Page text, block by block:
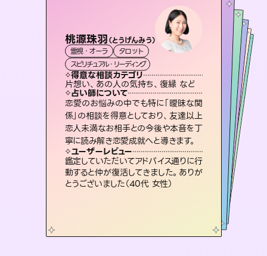
桃源珠羽（とうげんみう）
霊視・オーラ
タロット
スピリチュアル・リーディング
得意な相談カテゴリ
片想い、あの人の気持ち、復縁 など
占い師について
恋愛のお悩みの中でも特に「曖昧な関
係」の相談を得意としており、友達以上
恋人未満なお相手との今後や本音を丁
寧に読み解き恋愛成就へと導きます。
ユーザーレビュー
鑑定していただいてアドバイス通りに行
動すると仲が復活してきました。ありが
とうございました（40代 女性）
アイリス -iris-
西洋占星術 タロット
ルーン
得意な相談カテゴリ
恋愛総合、片想い、二人の未来 など
占い師について
復縁、恋愛、不倫の行方、同性愛や片
思い、仕事関係や借金問題まで知りた
いことや心の負担になっていることを
紐解き、背中をそっと押して導きます。
ユーザーレビュー
安心感のあり、言い切ってくれる所や濁
さない鑑定のおかげで、毎回自分の気
持ちを整えられます（30代 男性）
セラピスト理恵
霊視・オーラ
スピリチュアル・リーディング
得意な相談カテゴリ
片想い、二人の未来、年の差 など
占い師について
連絡再開、復縁、成就などの報告実績
多数。セラピストとして2万超の施術経
験があるからこそできる鑑定で、より良
い未来をサポートします。
ユーザーレビュー
とても心温まる鑑定でした。しかもこち
らは何も言っていないのに視えていらっ
しゃるんだなと驚きです（30代女性）
未来視師＊花
霊視・オーラ
スピリチュアル・リーディング
得意な相談カテゴリ
出逢い、片想い、復縁 など
占い師について
未来には何パターンもの選択肢があります。不安で視えにくくなっているあなたの素敵な未来を見つけ、その未来を選択できるようアドバイスします。
ユーザーレビュー
職場の人の性質や人間関係、本心など
本当によく視えていてびっくり。対策が
打てて前向きになれます（40代）
おう 霊感オラクル
霊視・オーラ
オラクルカード
得意な相談カテゴリ
恋愛総合、あの人の気持ち など
占い師について
霊視×オラクルカードを使って「今」と
「未来」そして「気になるあの人の気持
ち」まで丁寧に読み解き、恋や人生のヒ
ントを優しく引き出します。
ユーザーレビュー
不安な気持ちが嘘みたいに晴れまし
た…！よく視えていらっしゃるんだなと
感じました（40代 女性）
彗望（すいぼう
霊視・オーラ
スピリチュアル・リーディング
得意な相談カテゴリ
片想い、あの人の気持ち、復縁 など
占い師について
3,700年以上の歴史を持つ東洋最古の
占術「易占」で詳細まで占い、幸せへ向
かう道筋を示します。厳しい結果にも具
体的な対策をお伝えします。
ユーザーレビュー
複雑な背景もしっかり聞いて鑑定して
いただけました。気持ちが楽になりまし
た（50代 女性）